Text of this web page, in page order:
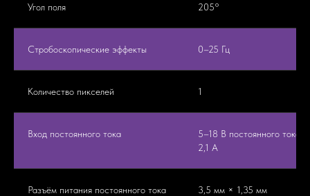
Угол поля 205°
Стробоскопические эффекты 0–25 Гц
Количество пикселей 1
Вход постоянного тока
5–18 В постоянного тока,
2,1 А
Разъём питания постоянного тока 3,5 мм × 1,35 мм